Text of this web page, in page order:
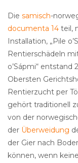
Die samisch-
documenta 14 teil,
Installation, „Pile
Rentierschädeln
o’Sápmi“ entstand
Obersten
Rentierzucht per
gehört traditionell
von der
der Überweidung
der Gier nach
können, wenn